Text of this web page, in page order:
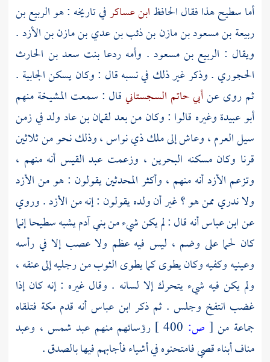
أماسطيحهذا فقال الحافظابن عساكرفي تاريخه : هوالربيع بن
ربيعة بن مسعود بن مازن بن ذئب بن عدي بن مازن بن الأزد.
ويقال : الربيع بن مسعود . وأمه ردعا بنت سعد بن الحارث
الحجوري . وذكر غير ذلك في نسبه قال : وكان يسكنالجابية .
ثم روى عنأبي حاتم السجستانيقال : سمعت المشيخة منهم
أبو عبيدةوغيره قالوا : وكان من بعدلقمان بن عادولد في زمن
سيل العرم ، وعاش إلى ملكذي نواس ،وذلك نحو من ثلاثين
قرنا وكان مسكنه البحرين ، وزعمت عبد القيس أنه منهم ،
وتزعم الأزدأنه منهم ، وأكثر المحدثين يقولون : هو منالأزد
ولا ندري ممن هو ؟ غير أن ولده يقولون : إنه منالأزد. وروي
عنابن عباسأنه قال : لم يكن شيء من بنيآدميشبهسطيحاإنما
كان لحما على وضم ، ليس فيه عظم ولا عصب إلا في رأسه
وعينيه وكفيه وكان يطوى كما يطوى الثوب من رجليه إلى عنقه ،
ولم يكن فيه شيء يتحرك إلا لسانه . وقال غيره : إنه كان إذا
غضب انتفخ وجلس . ثم ذكر ابن عباسأنه قدم مكة فتلقاه
جماعة من [ ص: رؤسائهم منهم عبد شمس ، وعبد
منافأبناءقصيفامتحنوه في أشياء فأجابهم فيها بالصدق .